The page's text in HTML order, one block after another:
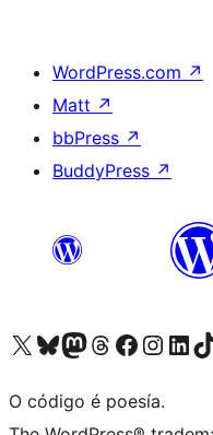
WordPress.com ↗
Matt ↗
bbPress ↗
BuddyPress ↗
Visita la cuenta de X (anteriormente Twitter)
Visita a nosa conta de Bluesky
Visita a nosa conta de Mastodon
Visita a nosa conta de Threads
Visita a nosa páxina de
Visita a nosa
Visita aVisita
O código é poesía.